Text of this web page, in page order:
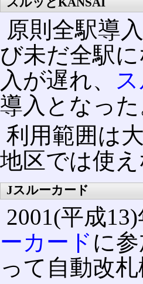
原則全駅導
び未だ全駅
入が遅れ、
導入となった
利用範囲は
地区では使え
Jスルーカード
2001(平成
ーカード に
って自動改